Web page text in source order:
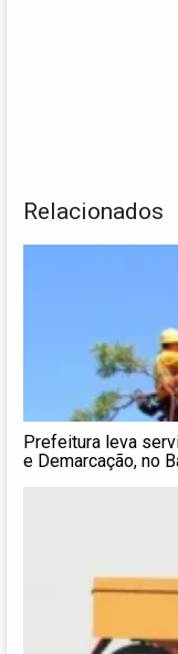
Relacionados
Prefeitura leva
e Demarcação, no